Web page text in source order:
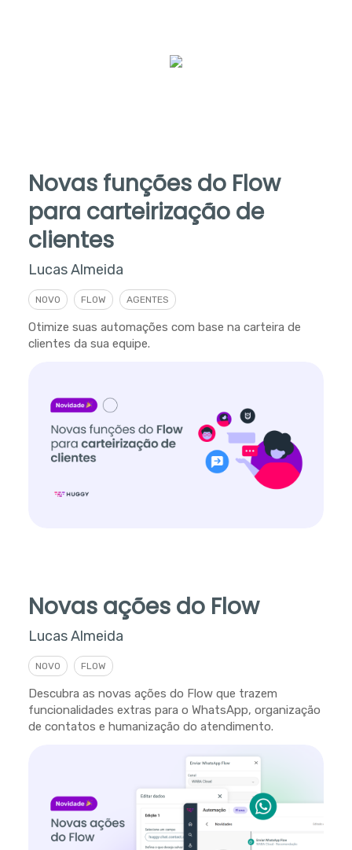
Novas funções do Flow
para carteirização de
clientes
Lucas Almeida
NOVO FLOW AGENTES
Otimize suas automações com base na carteira de
clientes da sua equipe.
Novas ações do Flow
Lucas Almeida
NOVO FLOW
Descubra as novas ações do Flow que trazem
funcionalidades extras para o WhatsApp, organização
de contatos e humanização do atendimento.